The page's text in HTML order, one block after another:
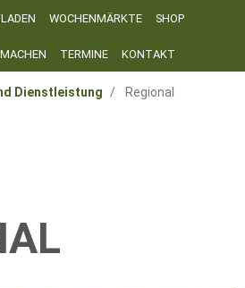
WOCHENMÄRKTE SHOP
TERMINE KONTAKT
Dienstleistung Regional